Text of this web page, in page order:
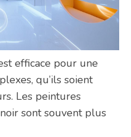
efficace pour une
qu’ils soient
Les peintures
sont souvent plus